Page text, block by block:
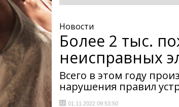
Новости
Более 2 тыс.
неисправных
Всего в этом году
нарушения правил
01.11.2022 09:53:50